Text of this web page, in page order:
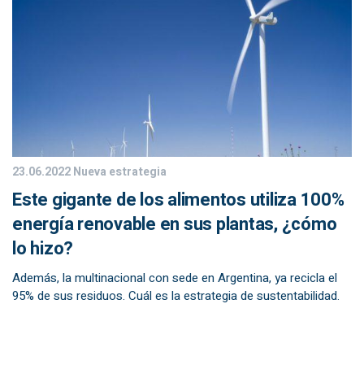
23.06.2022Nueva estrategia
Este gigante de los alimentos utiliza 100%
energía renovable en sus plantas, ¿cómo
lo hizo?
Además, la multinacional con sede en Argentina, ya recicla el
95% de sus residuos. Cuál es la estrategia de sustentabilidad.